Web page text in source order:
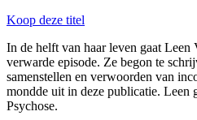
Koop deze titel
In de helft van haar leven gaat Leen
verwarde episode. Ze begon te
samenstellen en verwoorden van
mondde uit in deze publicatie. Leen
Psychose.